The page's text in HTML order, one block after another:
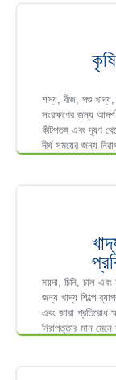
শস্য, বীজ, পশু
সংরক্ষণের জন্য
কীটপতঙ্গ এবং দূষণ
দীর্ঘ সময়ের জন্য
ময়দা, চিনি, চাল
জন্য খাদ্য শিল্পে
এবং জারা প্রতিরোধ
নিরাপত্তার মান